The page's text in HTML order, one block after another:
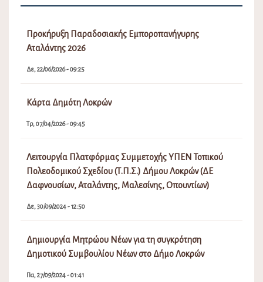
Προκήρυξη Παραδοσιακής Εμποροπανήγυρης
Αταλάντης 2026
Δε, 22/06/2026 - 09:25
Κάρτα Δημότη Λοκρών
Τρ, 07/04/2026 - 09:45
Λειτουργία Πλατφόρμας Συμμετοχής ΥΠΕΝ Τοπικού
Πολεοδομικού Σχεδίου (Τ.Π.Σ.) Δήμου Λοκρών (ΔΕ
Δαφνουσίων, Αταλάντης, Μαλεσίνης, Οπουντίων)
Δε, 30/09/2024 - 12:50
Δημιουργία Μητρώου Νέων για τη συγκρότηση
Δημοτικού Συμβουλίου Νέων στο Δήμο Λοκρών
Πα, 27/09/2024 - 01:41